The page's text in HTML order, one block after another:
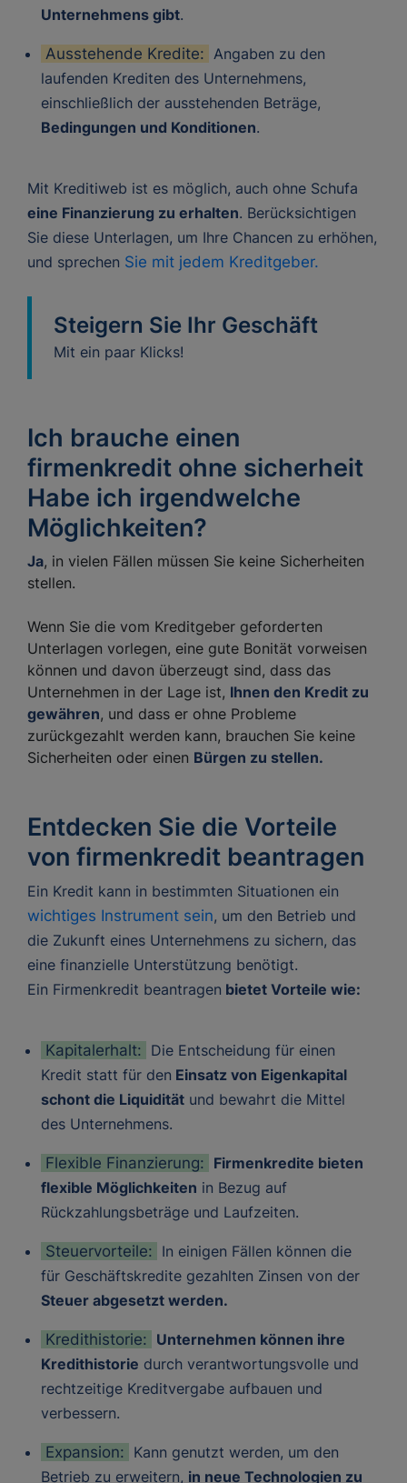
Unternehmens gibt.
Ausstehende Kredite: Angaben zu den
laufenden Krediten des Unternehmens,
einschließlich der ausstehenden Beträge,
Bedingungen und Konditionen.
Mit Kreditiweb ist es möglich, auch ohne Schufa
eine Finanzierung zu erhalten. Berücksichtigen
Sie diese Unterlagen, um Ihre Chancen zu erhöhen,
und sprechen Sie mit jedem Kreditgeber.
Steigern Sie Ihr Geschäft
Mit ein paar Klicks!
Ich brauche einen
firmenkredit ohne sicherheit
Habe ich irgendwelche
Möglichkeiten?
Ja, in vielen Fällen müssen Sie keine Sicherheiten
stellen.
Wenn Sie die vom Kreditgeber geforderten
Unterlagen vorlegen, eine gute Bonität vorweisen
können und davon überzeugt sind, dass das
Unternehmen in der Lage ist, Ihnen den Kredit zu
gewähren, und dass er ohne Probleme
zurückgezahlt werden kann, brauchen Sie keine
Sicherheiten oder einen Bürgen zu stellen.
Entdecken Sie die Vorteile
von firmenkredit beantragen
Ein Kredit kann in bestimmten Situationen ein
wichtiges Instrument sein, um den Betrieb und
die Zukunft eines Unternehmens zu sichern, das
eine finanzielle Unterstützung benötigt.
Ein Firmenkredit beantragen bietet Vorteile wie:
Kapitalerhalt: Die Entscheidung für einen
Kredit statt für den Einsatz von Eigenkapital
schont die Liquidität und bewahrt die Mittel
des Unternehmens.
Flexible Finanzierung: Firmenkredite bieten
flexible Möglichkeiten in Bezug auf
Rückzahlungsbeträge und Laufzeiten.
Steuervorteile: In einigen Fällen können die
für Geschäftskredite gezahlten Zinsen von der
Steuer abgesetzt werden.
Kredithistorie: Unternehmen können ihre
Kredithistorie durch verantwortungsvolle und
rechtzeitige Kreditvergabe aufbauen und
verbessern.
Expansion: Kann genutzt werden, um den
Betrieb zu erweitern, in neue Technologien zu